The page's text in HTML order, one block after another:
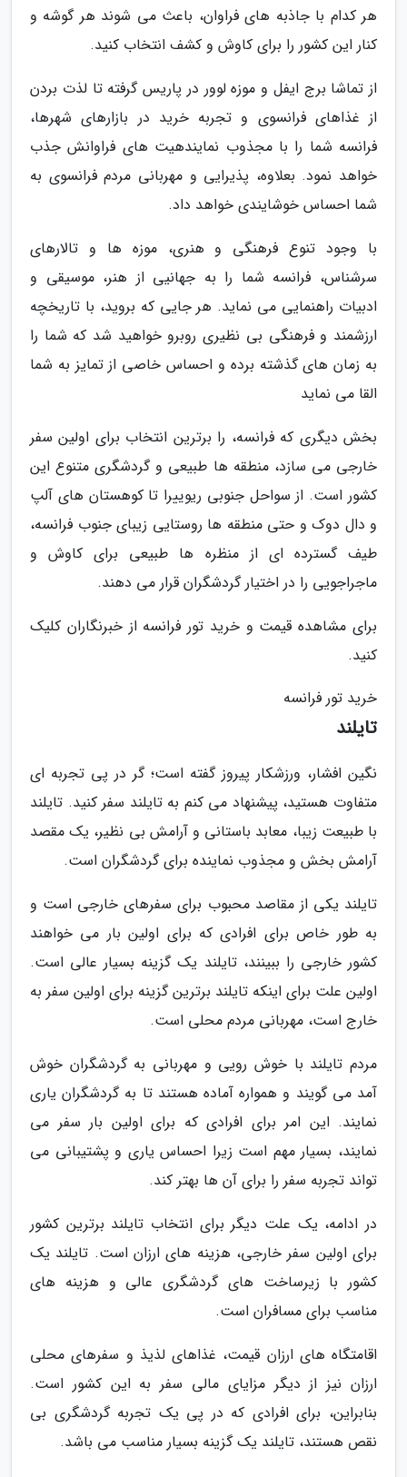
هر کدام با جاذبه های فراوان، باعث می شوند هر گوشه و
کنار این کشور را برای کاوش و کشف انتخاب کنید.
از تماشا برج ایفل و موزه لوور در پاریس گرفته تا لذت بردن
از غذاهای فرانسوی و تجربه خرید در بازارهای شهرها،
فرانسه شما را با مجذوب نمایندهیت های فراوانش جذب
خواهد نمود. بعلاوه، پذیرایی و مهربانی مردم فرانسوی به
شما احساس خوشایندی خواهد داد.
با وجود تنوع فرهنگی و هنری، موزه ها و تالارهای
سرشناس، فرانسه شما را به جهانیی از هنر، موسیقی و
ادبیات راهنمایی می نماید. هر جایی که بروید، با تاریخچه
ارزشمند و فرهنگی بی نظیری روبرو خواهید شد که شما را
به زمان های گذشته برده و احساس خاصی از تمایز به شما
القا می نماید
بخش دیگری که فرانسه، را برترین انتخاب برای اولین سفر
خارجی می سازد، منطقه ها طبیعی و گردشگری متنوع این
کشور است. از سواحل جنوبی ریوییرا تا کوهستان های آلپ
و دال دوک و حتی منطقه ها روستایی زیبای جنوب فرانسه،
طیف گسترده ای از منظره ها طبیعی برای کاوش و
ماجراجویی را در اختیار گردشگران قرار می دهند.
برای مشاهده قیمت و خرید تور فرانسه از خبرنگاران کلیک
کنید.
خرید تور فرانسه
تایلند
نگین افشار، ورزشکار پیروز گفته است؛ گر در پی تجربه ای
متفاوت هستید، پیشنهاد می کنم به تایلند سفر کنید. تایلند
با طبیعت زیبا، معابد باستانی و آرامش بی نظیر، یک مقصد
آرامش بخش و مجذوب نماینده برای گردشگران است.
تایلند یکی از مقاصد محبوب برای سفرهای خارجی است و
به طور خاص برای افرادی که برای اولین بار می خواهند
کشور خارجی را ببینند، تایلند یک گزینه بسیار عالی است.
اولین علت برای اینکه تایلند برترین گزینه برای اولین سفر به
خارج است، مهربانی مردم محلی است.
مردم تایلند با خوش رویی و مهربانی به گردشگران خوش
آمد می گویند و همواره آماده هستند تا به گردشگران یاری
نمایند. این امر برای افرادی که برای اولین بار سفر می
نمایند، بسیار مهم است زیرا احساس یاری و پشتیبانی می
تواند تجربه سفر را برای آن ها بهتر کند.
در ادامه، یک علت دیگر برای انتخاب تایلند برترین کشور
برای اولین سفر خارجی، هزینه های ارزان است. تایلند یک
کشور با زیرساخت های گردشگری عالی و هزینه های
مناسب برای مسافران است.
اقامتگاه های ارزان قیمت، غذاهای لذیذ و سفرهای محلی
ارزان نیز از دیگر مزایای مالی سفر به این کشور است.
بنابراین، برای افرادی که در پی یک تجربه گردشگری بی
نقص هستند، تایلند یک گزینه بسیار مناسب می باشد.